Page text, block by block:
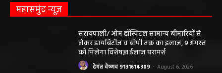
महासमुंद न्यूज़
सरायपाली/ ओम हॉस्पिटल सामान्य बीमारियों से
लेकर डायबिटीज व बीपी तक का इलाज, 9 अगस्त
को मिलेगा विशेषज्ञ ईलाज परामर्श
हेमंत वैष्णव 9131614309 - August 6, 2026